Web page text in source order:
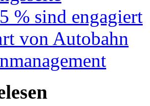
% sind engagiert
von Autobahn